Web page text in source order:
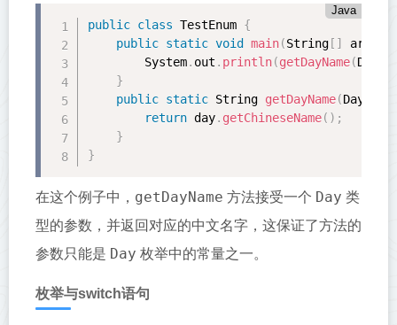
Java
public class TestEnum {
public static void main(String [ ] args
        System
. out . println(getDayName(Day
}
public static String getDayName(Day day
return day. getChineseName( ) ;
}
}
在这个例子中， getDayName 方法接受一个 Day 类
型的参数，并返回对应的中文名字，这保证了方法的
参数只能是 Day 枚举中的常量之一。
枚举与switch语句